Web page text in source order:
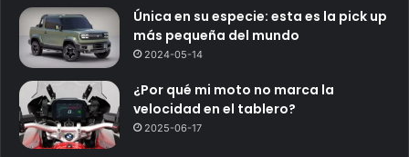
Única en su especie: esta es la pick up
más pequeña del mundo
2024-05-14
¿Por qué mi moto no marca la
velocidad en el tablero?
2025-06-17